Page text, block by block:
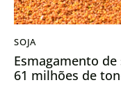
SOJA
Esmagamento
61 milhões de